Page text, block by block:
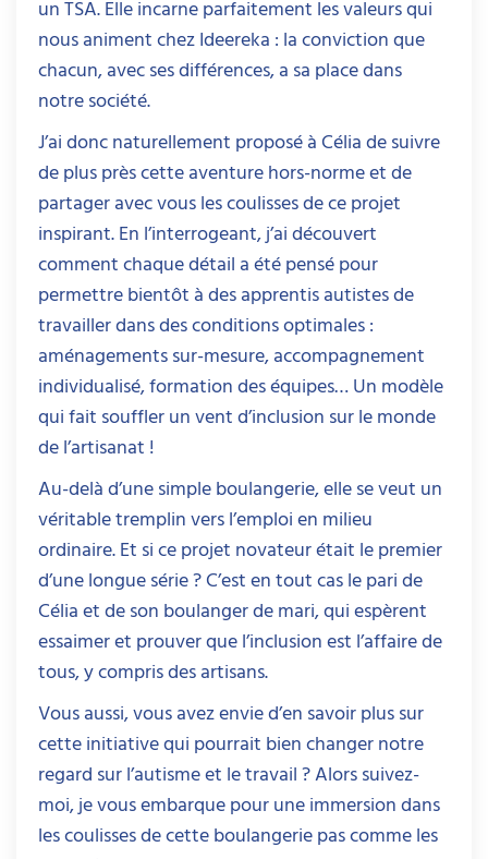
un TSA. Elle incarne parfaitement les valeurs qui
nous animent chez Ideereka : la conviction que
chacun, avec ses différences, a sa place dans
notre société.
J’ai donc naturellement proposé à Célia de suivre
de plus près cette aventure hors-norme et de
partager avec vous les coulisses de ce projet
inspirant. En l’interrogeant, j’ai découvert
comment chaque détail a été pensé pour
permettre bientôt à des apprentis autistes de
travailler dans des conditions optimales :
aménagements sur-mesure, accompagnement
individualisé, formation des équipes… Un modèle
qui fait souffler un vent d’inclusion sur le monde
de l’artisanat !
Au-delà d’une simple boulangerie, elle se veut un
véritable tremplin vers l’emploi en milieu
ordinaire. Et si ce projet novateur était le premier
d’une longue série ? C’est en tout cas le pari de
Célia et de son boulanger de mari, qui espèrent
essaimer et prouver que l’inclusion est l’affaire de
tous, y compris des artisans.
Vous aussi, vous avez envie d’en savoir plus sur
cette initiative qui pourrait bien changer notre
regard sur l’autisme et le travail ? Alors suivez-
moi, je vous embarque pour une immersion dans
les coulisses de cette boulangerie pas comme les